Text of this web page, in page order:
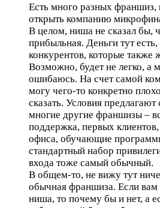
Есть много разных франшиз,
открыть компанию
В целом, ниша не сказал бы,
прибыльная. Деньги тут
конкурентов, которые также
Возможно, будет не легко, а
ошибаюсь. На счет самой
могу чего-то конкретно
сказать. Условия
многие другие франшизы –
поддержка, первых
офиса, обучающие
стандартный набор
входа тоже самый обычный.
В общем-то, не вижу тут
обычная франшиза. Если вам
ниша, то почему бы и нет, а